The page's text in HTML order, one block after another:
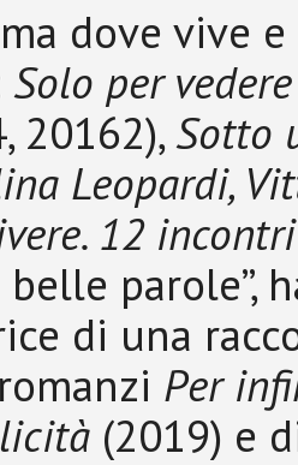
dove vive
Solo per
20162),Sotto
Leopardi,
12
belle
di una
Per
(2019) e